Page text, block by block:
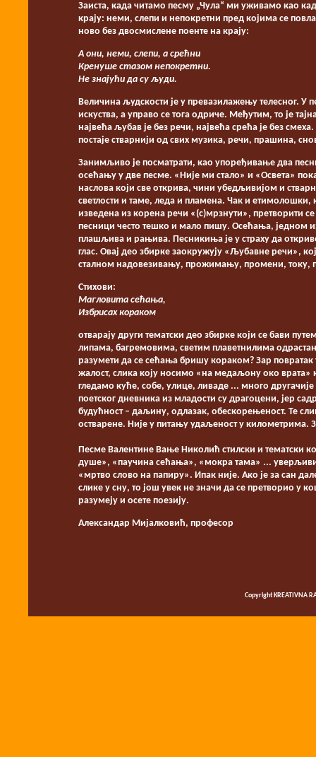
Заиста, када читамо песму „Чула“ ми уживамо као
крају: неми, слепи и непокретни пред којима се
ново без двосмислене поенте на крају:
А они, неми, слепи, а срећни
Кренуше стазом непокретни.
Не знајући да су људи.
Величина људскости је у превазилажењу телесног. У
искуства, а управо се тога одриче. Међутим, то је
највећа љубав је без речи, највећа срећа је без
постаје стварнији од свих музика, речи, прашина,
Занимљиво је посматрати, као упоређивање два
осећању у две песме. «Није ми стало» и «Освета»
наслова који све открива, чини убедљивијом и
светлости и таме, леда и пламена. Чак и
изведена из корена речи «(с)мрзнути», претворити
песници често тешко и мало пишу. Осећања, једном
плашљива и рањива. Песникиња је у страху да
глас. Овај део збирке заокружују «Љубавне речи»,
сталном надовезивању, прожимању, промени, току,
Стихови:
Магловита сећања,
Избрисах кораком
отварају други тематски део збирке који се бави
липама, багремовима, светим плаветнилима
разумети да се сећања бришу кораком? Зар
жалост, слика коју носимо «на медаљону око врата»
гледамо куће, собе, улице, ливаде ... много
поетског дневника из младости су драгоцени, јер
будућност – даљину, одлазак, обескорењеност. Те
остварене. Није у питању удаљеност у километрима.
Песме Валентине Вање Николић стилски и тематски
душе», «паучина сећања», «мокра тама» ... уверљиви
«мртво слово на папиру». Ипак није. Ако је за сан
слике у сну, то још увек не значи да се претворио у
разумеју и осете поезију.
Александар Мијалковић, професор
Copyright KREATIVNA